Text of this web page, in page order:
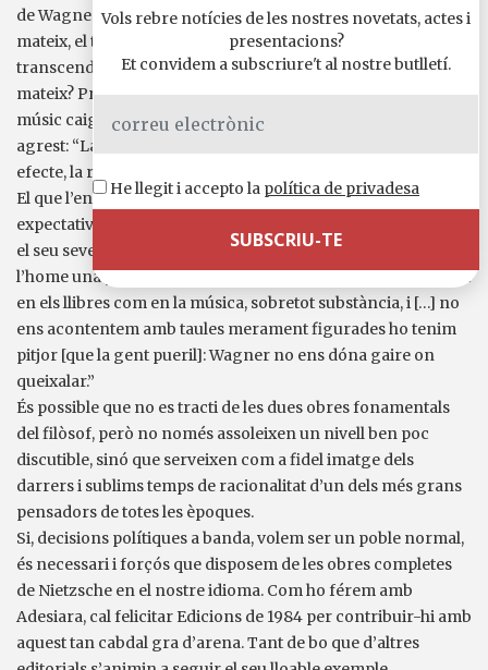
de Wagner la seva secreta rialla de superioritat sobre si
mateix, el triomf de la seva suprema llibertat d’artista,
transcendència d’artista?… Un Wagner que sap riure’s de si
mateix? Prou que ho desitjaríem”–, segons el seu parer el
músic caigué en el parany temptador del camí menys
agrest: “La corrupció, l’enfonsament dels homes és, en
efecte, la regla.”
El que l’enlluernà quan era jove no complí les seves elevades
expectatives i es veié forçat a donar-li l’esquena, per seguir
el seu sever i ardu camí de superació, que havia de dur
l’home una passa més enllà d’ell mateix: “Els que exigim, tant
en els llibres com en la música, sobretot substància, i […] no
ens acontentem amb taules merament figurades ho tenim
pitjor [que la gent pueril]: Wagner no ens dóna gaire on
queixalar.”
És possible que no es tracti de les dues obres fonamentals
del filòsof, però no només assoleixen un nivell ben poc
discutible, sinó que serveixen com a fidel imatge dels
darrers i sublims temps de racionalitat d’un dels més grans
pensadors de totes les èpoques.
Si, decisions polítiques a banda, volem ser un poble normal,
és necessari i forçós que disposem de les obres completes
de Nietzsche en el nostre idioma. Com ho férem amb
Adesiara, cal felicitar Edicions de 1984 per contribuir-hi amb
aquest tan cabdal gra d’arena. Tant de bo que d’altres
Vols rebre notícies de les nostres novetats, actes i
presentacions?
Et convidem a subscriure't al nostre butlletí.
He llegit i accepto la política de privadesa